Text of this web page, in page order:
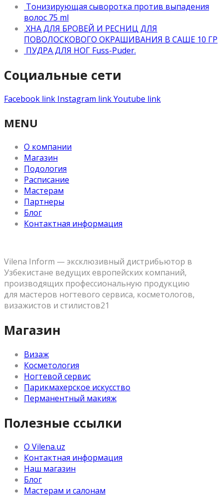
Тонизирующая сыворотка против выпадения
волос 75 ml
ХНА ДЛЯ БРОВЕЙ И РЕСНИЦ ДЛЯ
ПОВОЛОСКОВОГО ОКРАШИВАНИЯ В САШЕ 10 ГР
ПУДРА ДЛЯ НОГ Fuss-Puder.
Социальные сети
Facebook link Instagram linkYoutube link
MENU
О компании
Магазин
Подология
Расписание
Мастерам
Партнеры
Блог
Контактная информация
Vilena Inform — эксклюзивный дистрибьютор в
Узбекистане ведущих европейских компаний,
производящих профессиональную продукцию
для мастеров ногтевого сервиса, косметологов,
визажистов и стилистов21
Магазин
Визаж
Косметология
Ногтевой сервис
Парикмахерское искусство
Перманентный макияж
Полезные ссылки
О Vilena.uz
Контактная информация
Наш магазин
Блог
Мастерам и салонам